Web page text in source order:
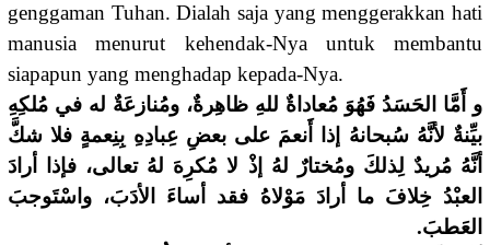
genggaman Tuhan. Dialah saja yang menggerakkan hati
manusia menurut kehendak-Nya untuk membantu
siapapun yang menghadap kepada-Nya.
و أَمَّا الحَسَدُ فَهُوَ مُعاداةٌ للهِ ظاهِرةٌ، ومُنازعَةٌ له في مُلكِهِ
بيِّنةٌ لأنَّهُ سُبحانهُ إذا أَنعمَ على بعضِ عِبادِهِ بِنِعمةٍ فلا شكَّ
أنَّهُ مُريدٌ لِذلكَ ومُختارٌ لهُ إذْ لا مُكرِهَ لهُ تعالى، فإذا أرادَ
العبْدُ خِلافَ ما أرادَ مَوْلاهُ فقد أساءَ الأدَبَ، واسْتَوجبَ
العَطبَ.